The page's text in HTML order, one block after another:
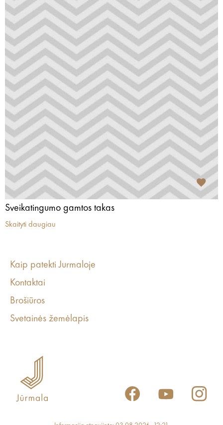
Sveikatingumo gamtos takas
Skaityti daugiau
Kaip patekti Jurmaloje
Kontaktai
Brošiūros
Svetainės žemėlapis